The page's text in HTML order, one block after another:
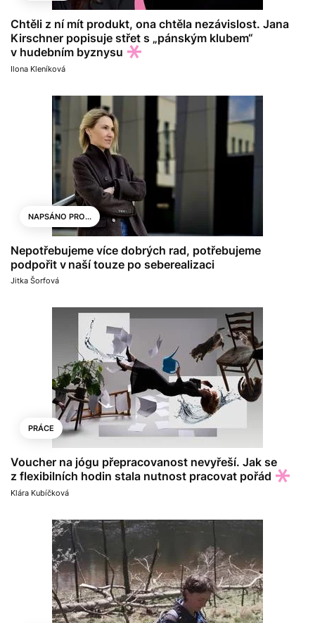
Chtěli z ní mít produkt, ona chtěla nezávislost. Jana
Kirschner popisuje střet s „pánským klubem“
v hudebním byznysu
Ilona Kleníková
NAPSÁNO PRO...
Nepotřebujeme více dobrých rad, potřebujeme
podpořit v naší touze po seberealizaci
Jitka Šorfová
PRÁCE
Voucher na jógu přepracovanost nevyřeší. Jak se
z flexibilních hodin stala nutnost pracovat pořád
Klára Kubíčková